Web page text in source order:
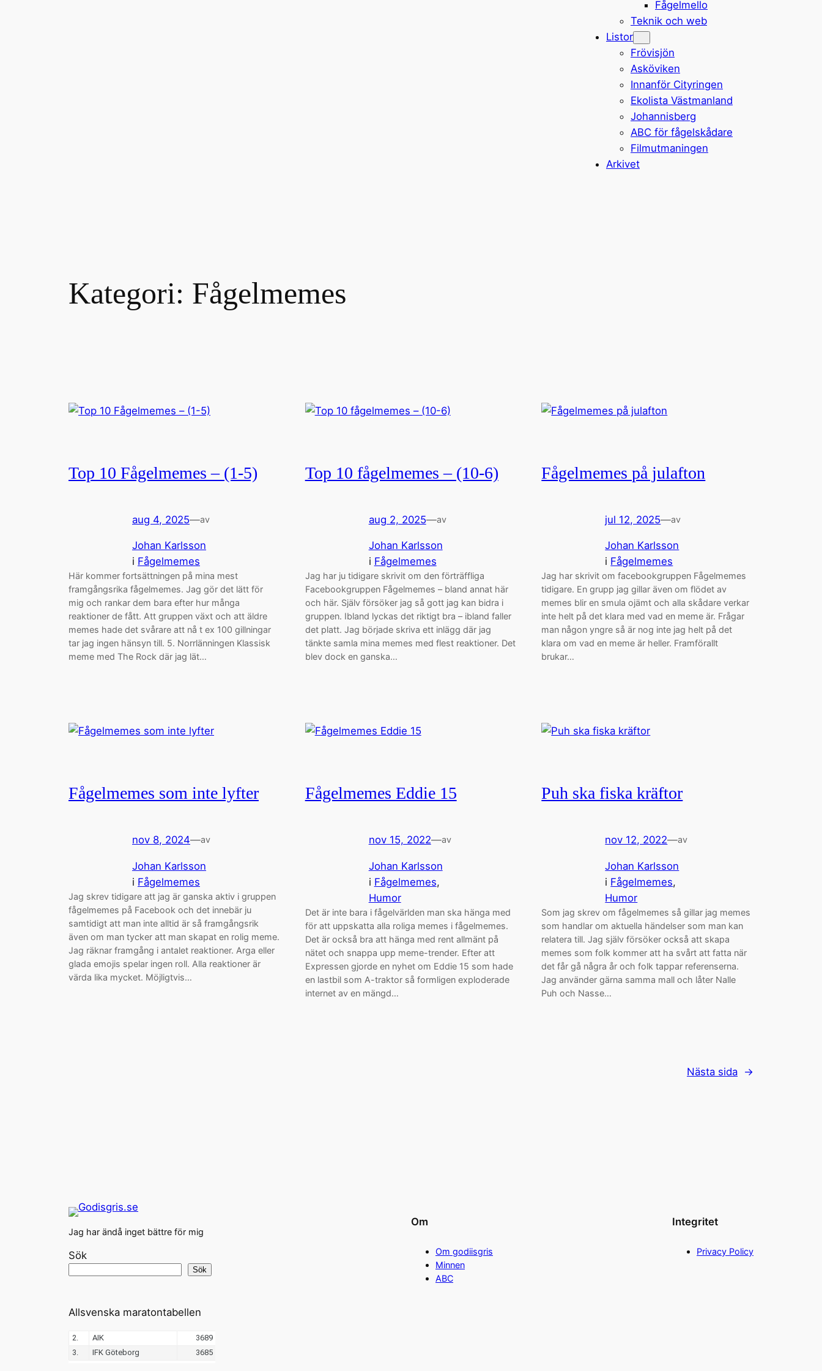
Fågelmello
Teknik och web
Listor
Frövisjön
Asköviken
Innanför Cityringen
Ekolista Västmanland
Johannisberg
ABC för fågelskådare
Filmutmaningen
Arkivet
Kategori: Fågelmemes
Top 10 Fågelmemes – (1-5)
aug 4, 2025—av
Johan Karlsson
i Fågelmemes
Här kommer fortsättningen på mina mest
framgångsrika fågelmemes. Jag gör det lätt för
mig och rankar dem bara efter hur många
reaktioner de fått. Att gruppen växt och att äldre
memes hade det svårare att nå t ex 100 gillningar
tar jag ingen hänsyn till. 5. Norrlänningen Klassisk
meme med The Rock där jag lät…
Top 10 fågelmemes – (10-6)
aug 2, 2025—av
Johan Karlsson
i Fågelmemes
Jag har ju tidigare skrivit om den förträffliga
Facebookgruppen Fågelmemes – bland annat här
och här. Själv försöker jag så gott jag kan bidra i
gruppen. Ibland lyckas det riktigt bra – ibland faller
det platt. Jag började skriva ett inlägg där jag
tänkte samla mina memes med flest reaktioner. Det
blev dock en ganska…
Fågelmemes på julafton
jul 12, 2025—av
Johan Karlsson
i Fågelmemes
Jag har skrivit om facebookgruppen Fågelmemes
tidigare. En grupp jag gillar även om flödet av
memes blir en smula ojämt och alla skådare verkar
inte helt på det klara med vad en meme är. Frågar
man någon yngre så är nog inte jag helt på det
klara om vad en meme är heller. Framförallt
brukar…
Fågelmemes som inte lyfter
nov 8, 2024—av
Johan Karlsson
i Fågelmemes
Jag skrev tidigare att jag är ganska aktiv i gruppen
fågelmemes på Facebook och det innebär ju
samtidigt att man inte alltid är så framgångsrik
även om man tycker att man skapat en rolig meme.
Jag räknar framgång i antalet reaktioner. Arga eller
glada emojis spelar ingen roll. Alla reaktioner är
värda lika mycket. Möjligtvis…
Fågelmemes Eddie 15
nov 15, 2022—av
Johan Karlsson
i Fågelmemes
Humor
Det är inte bara i fågelvärlden man ska hänga med
för att uppskatta alla roliga memes i fågelmemes.
Det är också bra att hänga med rent allmänt på
nätet och snappa upp meme-trender. Efter att
Expressen gjorde en nyhet om Eddie 15 som hade
en lastbil som A-traktor så formligen exploderade
internet av en mängd…
Puh ska fiska kräftor
nov 12, 2022—av
Johan Karlsson
i Fågelmemes
Humor
Som jag skrev om fågelmemes så gillar jag memes
som handlar om aktuella händelser som man kan
relatera till. Jag själv försöker också att skapa
memes som folk kommer att ha svårt att fatta när
det får gå några år och folk tappar referenserna.
Jag använder gärna samma mall och låter Nalle
Puh och Nasse…
Nästa sida →
Jag har ändå inget bättre för mig
Sök
Sök
Om
Om godiisgris
Minnen
ABC
Integritet
Privacy Policy
Allsvenska maratontabellen